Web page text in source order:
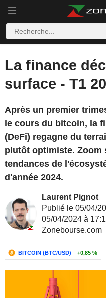
La finance
surface - T1
Après un premier
le cours du bitcoin, la
(DeFi) regagne du
plutôt optimiste. Zoom
tendances de
d'année 2024.
Laurent Pignot
Publié le 05/04/
05/04/2024 à
Zonebourse.com
BITCOIN (BTC/USD) +0,85 %